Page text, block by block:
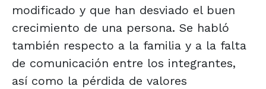
modificado y que han desviado el buen
crecimiento de una persona. Se habló
también respecto a la familia y a la falta
de comunicación entre los integrantes,
así como la pérdida de valores